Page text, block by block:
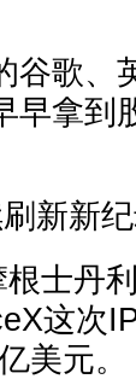
谷歌、
早拿到
新新
士丹
这次
美元。